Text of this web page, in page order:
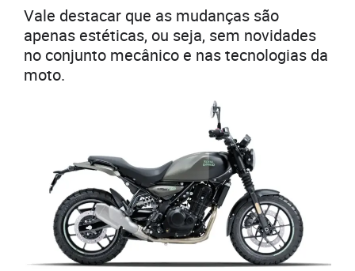
Vale destacar que as mudanças são
apenas estéticas, ou seja, sem novidades
no conjunto mecânico e nas tecnologias da
moto.